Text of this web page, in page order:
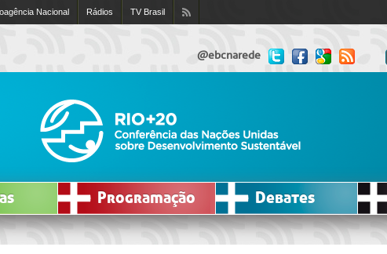
Nacional Rádios TV Brasil
@ebcnarede
Programação Debates